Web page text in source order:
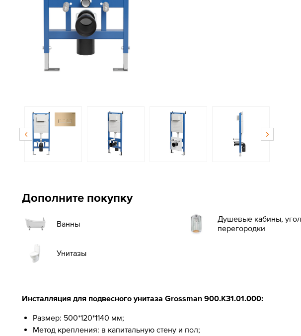
Дополните покупку
Ванны
Душевые кабины,
перегородки
Унитазы
Инсталляция для подвесного унитаза Grossman 900.K31.01.000:
Размер: 500*120*1140 мм;
Метод крепления: в капитальную стену и пол;